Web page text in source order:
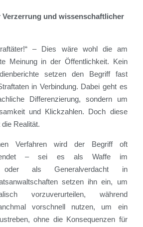
Verzerrung und wissenschaftlicher
– Dies wäre wohl die am
Meinung in der Öffentlichkeit. Kein
setzen den Begriff fast
in Verbindung. Dabei geht es
Differenzierung, sondern um
und Klickzahlen. Doch diese
Realität.
Verfahren wird der Begriff oft
– sei es als Waffe im
oder als Generalverdacht in
setzen ihn ein, um
vorzuverurteilen, während
vorschnell nutzen, um ein
ohne die Konsequenzen für